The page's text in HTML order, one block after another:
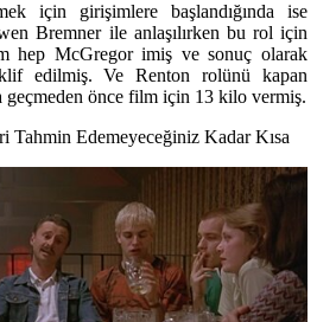
için girişimlere başlandığında ise
Bremner ile anlaşılırken bu rol için
hep McGregor imiş ve sonuç olarak
edilmiş. Ve Renton rolünü kapan
geçmeden önce film için 13 kilo vermiş.
Tahmin Edemeyeceğiniz Kadar Kısa